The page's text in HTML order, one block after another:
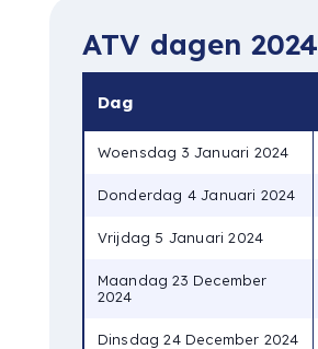
ATV dagen 2024
Dag
Woensdag 3 Januari 2024
Donderdag 4 Januari 2024
Vrijdag 5 Januari 2024
Maandag 23 December
2024
Dinsdag 24 December 2024